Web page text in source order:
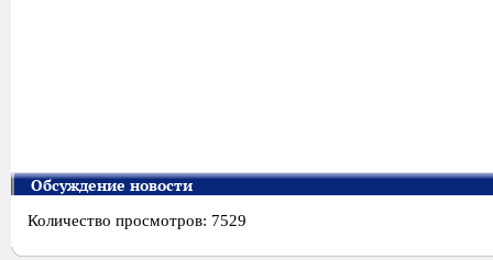
Обсуждение новости
Количество просмотров: 7529